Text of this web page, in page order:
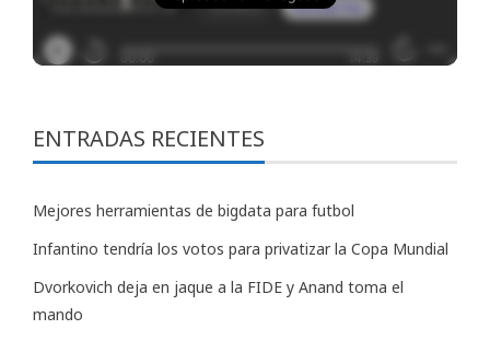
ENTRADAS RECIENTES
Mejores herramientas de bigdata para futbol
Infantino tendría los votos para privatizar la Copa Mundial
Dvorkovich deja en jaque a la FIDE y Anand toma el
mando